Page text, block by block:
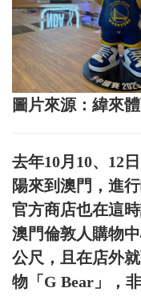
圖片來源：緯來
去年10月10、12
陽來到澳門，進
官方商店也在這
澳門倫敦人購物
公尺，且在店外
物「G Bear」，非